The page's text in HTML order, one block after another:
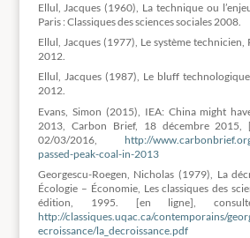
Ellul, Jacques (1960), La technique ou
Paris : Classiques des sciences sociales 2008.
Ellul, Jacques (1977), Le système technicien,
2012.
Ellul, Jacques (1987), Le bluff
2012.
Evans, Simon (2015), IEA: China might
2013, Carbon Brief, 18 décembre 2015,
02/03/2016,http://
passed-peak-coal-in-2013
Georgescu-Roegen, Nicholas (1979), La
Écologie – Économie, Les classiques des
édition, 1995. [en ligne],
http://classiques.uqac.ca/contemporains/
ecroissance/la_decroissance.pdf